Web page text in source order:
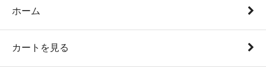
ホーム
カートを見る